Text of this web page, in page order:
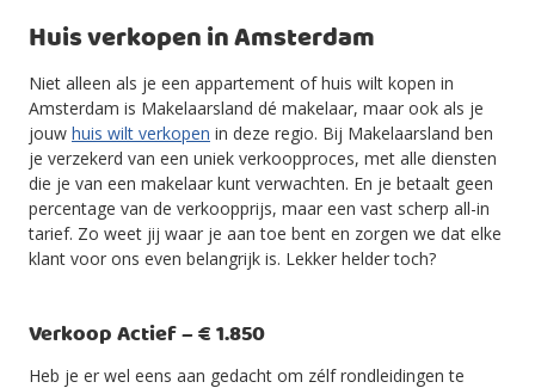
Huis verkopen in Amsterdam
Niet alleen als je een appartement of huis wilt kopen in
Amsterdam is Makelaarsland dé makelaar, maar ook als je
jouw huis wilt verkopen in deze regio. Bij Makelaarsland ben
je verzekerd van een uniek verkoopproces, met alle diensten
die je van een makelaar kunt verwachten. En je betaalt geen
percentage van de verkoopprijs, maar een vast scherp all-in
tarief. Zo weet jij waar je aan toe bent en zorgen we dat elke
klant voor ons even belangrijk is. Lekker helder toch?
Verkoop Actief – € 1.850
Heb je er wel eens aan gedacht om zélf rondleidingen te